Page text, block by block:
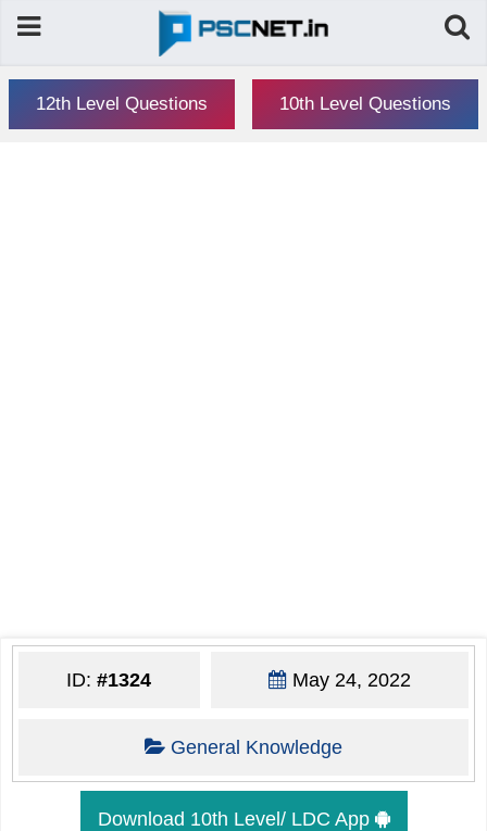
12th Level Questions 10th Level Questions
ID:#1324 May 24, 2022
General Knowledge
Download 10th Level/ LDC App